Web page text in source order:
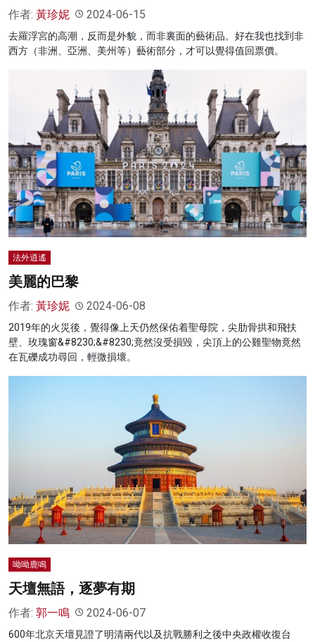
作者: 黃珍妮 2024-06-15
去羅浮宮的高潮，反而是外貌，而非裏面的藝術品。好在我也找到非
西方（非洲、亞洲、美州等）藝術部分，才可以覺得值回票價。
法外逍遙
美麗的巴黎
作者: 黃珍妮 2024-06-08
2019年的火災後，覺得像上天仍然保佑着聖母院，尖肋骨拱和飛扶
壁、玫瑰窗&#8230;&#8230;竟然沒受損毀，尖頂上的公雞聖物竟然
在瓦礫成功尋回，輕微損壞。
呦呦鹿鳴
天壇無語，逐夢有期
作者: 郭一鳴 2024-06-07
600年北京天壇見證了明清兩代以及抗戰勝利之後中央政權收復台